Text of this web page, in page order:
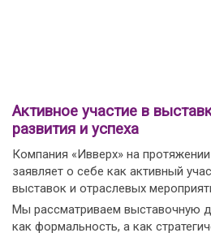
Активное участие в
развития и успеха
Компания «Ивверх» на
заявляет о себе как активный
выставок и отраслевых
Мы рассматриваем выставочную
как формальность, а как